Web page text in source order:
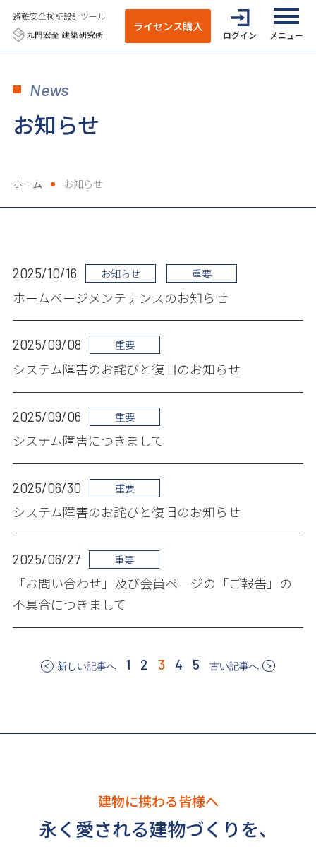
避難安全検証設計ツール
ライセンス購入
ログイン
全てのメニ
News
お知らせ
ホーム お知らせ
2025/10/16 お知らせ 重要
ホームページメンテナンスのお知らせ
2025/09/08 重要
システム障害のお詫びと復旧のお知らせ
2025/09/06 重要
システム障害につきまして
2025/06/30 重要
システム障害のお詫びと復旧のお知らせ
2025/06/27 重要
「お問い合わせ」及び会員ページの「ご報告」の
不具合につきまして
新しい記事へ 1 2 3 4 5 古い記事へ
建物に携わる皆様へ
永く愛される建物づくりを、